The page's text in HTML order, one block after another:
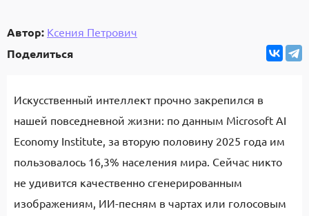
Автор: Ксения Петрович
Поделиться
Искусственный интеллект прочно закрепился в
нашей повседневной жизни: по данным Microsoft AI
Economy Institute, за вторую половину 2025 года им
пользовалось 16,3% населения мира. Сейчас никто
не удивится качественно сгенерированным
изображениям, ИИ-песням в чартах или голосовым